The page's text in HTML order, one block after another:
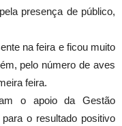
presença de público,
na feira e ficou muito
pelo número de aves
feira.
o apoio da Gestão
o resultado positivo